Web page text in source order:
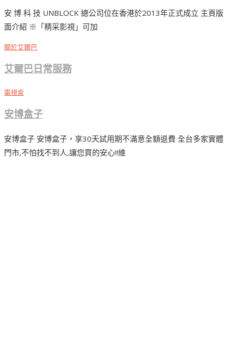
安 博 科 技 UNBLOCK 總公司位在香港於2013年正式成立 主頁版
面介紹 ※「精采影視」可加
關於艾爾巴
艾爾巴日常服務
電視盒
安博盒子
安博盒子 安博盒子，享30天試用期不滿意全額退費 全台多家實體
門市,不怕找不到人,讓您買的安心!!維